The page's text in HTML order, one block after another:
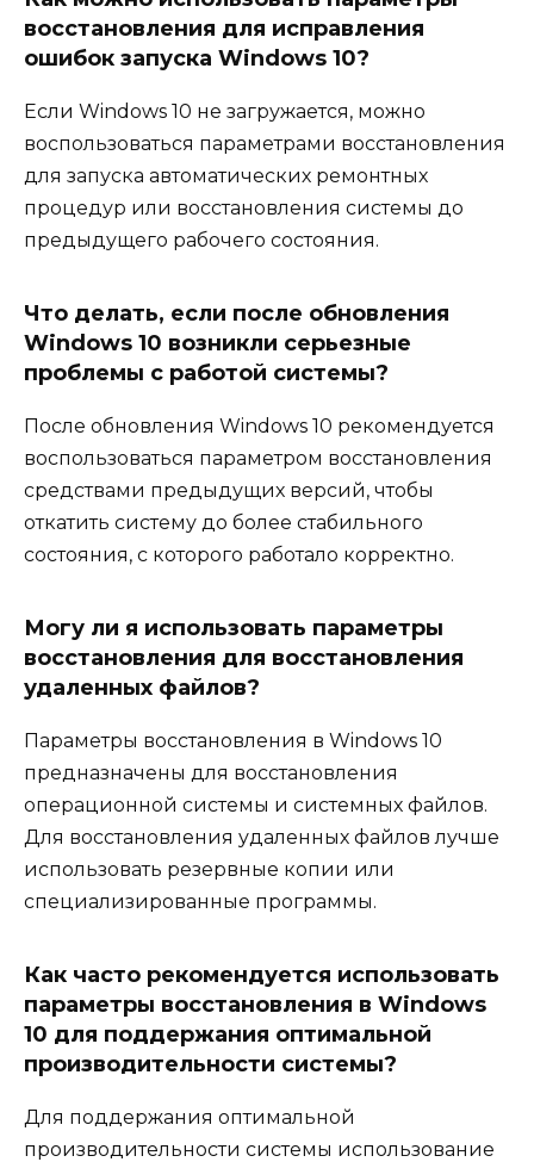
восстановления для исправления
ошибок запуска Windows 10?
Если Windows 10 не загружается, можно
воспользоваться параметрами восстановления
для запуска автоматических ремонтных
процедур или восстановления системы до
предыдущего рабочего состояния.
Что делать, если после обновления
Windows 10 возникли серьезные
проблемы с работой системы?
После обновления Windows 10 рекомендуется
воспользоваться параметром восстановления
средствами предыдущих версий, чтобы
откатить систему до более стабильного
состояния, с которого работало корректно.
Могу ли я использовать параметры
восстановления для восстановления
удаленных файлов?
Параметры восстановления в Windows 10
предназначены для восстановления
операционной системы и системных файлов.
Для восстановления удаленных файлов лучше
использовать резервные копии или
специализированные программы.
Как часто рекомендуется использовать
параметры восстановления в Windows
10 для поддержания оптимальной
производительности системы?
Для поддержания оптимальной
производительности системы использование